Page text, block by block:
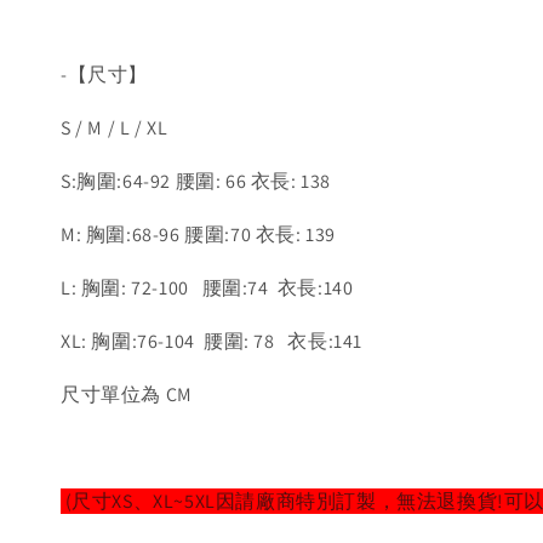
-【尺寸】
S / M / L / XL
S:胸圍:64-92 腰圍: 66 衣長: 138
M: 胸圍:68-96 腰圍:70 衣長: 139
L: 胸圍: 72-100 腰圍:74 衣長:140
XL: 胸圍:76-104 腰圍: 78 衣長:141
尺寸單位為 CM
(尺寸XS、XL~5XL因請廠商特別訂製，無法退換貨!可